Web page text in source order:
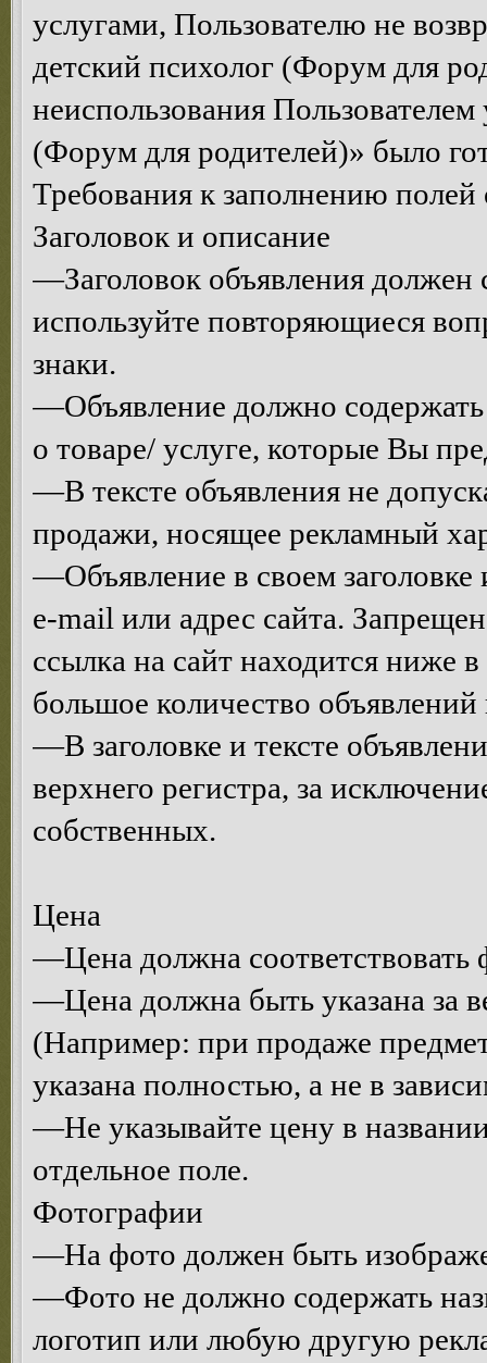
услугами, Пользователю не
детский психолог (Форум для
неиспользования
(Форум для родителей)» было
Требования к заполнению полей
Заголовок и описание
—Заголовок объявления должен
используйте повторяющиеся
знаки.
—Объявление должно
о товаре/ услуге, которые Вы
—В тексте объявления не
продажи, носящее рекламный
—Объявление в своем заголовке
e-mail или адрес сайта.
ссылка на сайт находится ниже
большое количество
—В заголовке и тексте
верхнего регистра, за
собственных.
Цена
—Цена должна соответствовать
—Цена должна быть указана за
(Например: при продаже
указана полностью, а не в
—Не указывайте цену в
отдельное поле.
Фотографии
—На фото должен быть
—Фото не должно содержать
логотип или любую другую